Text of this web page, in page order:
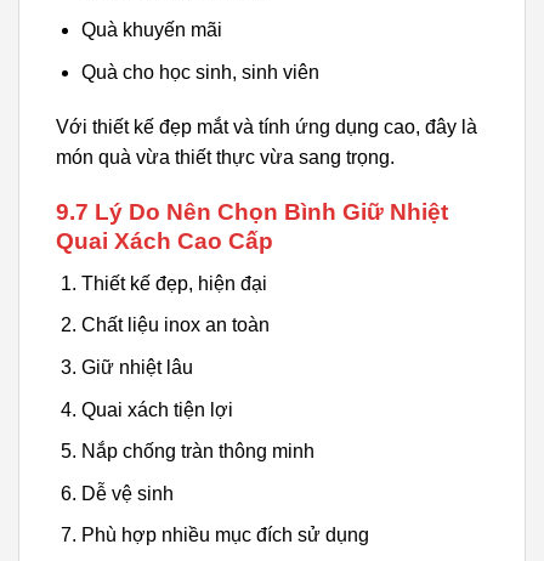
Quà khuyến mãi
Quà cho học sinh, sinh viên
Với thiết kế đẹp mắt và tính ứng dụng cao, đây là
món quà vừa thiết thực vừa sang trọng.
9.7 Lý Do Nên Chọn Bình Giữ Nhiệt
Quai Xách Cao Cấp
Thiết kế đẹp, hiện đại
Chất liệu inox an toàn
Giữ nhiệt lâu
Quai xách tiện lợi
Nắp chống tràn thông minh
Dễ vệ sinh
Phù hợp nhiều mục đích sử dụng